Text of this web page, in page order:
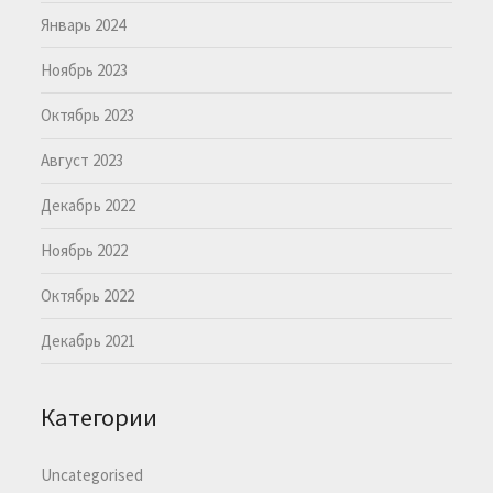
Январь 2024
Ноябрь 2023
Октябрь 2023
Август 2023
Декабрь 2022
Ноябрь 2022
Октябрь 2022
Декабрь 2021
Категории
Uncategorised